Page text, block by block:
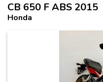
CB 650 F ABS 2015
Honda